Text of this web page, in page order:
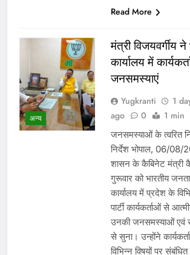
Read More
अन्य
मंत्री विजयवर्गीय
कार्यालय में
जनसमस्याएं
Yugkranti
1
ago
0 1 min
जनसमस्याओं के त्वरित
निर्देश भोपाल, 06/
शासन के कैबिनेट मंत्री
गुरूवार को भारतीय जनता
कार्यालय में प्रदेश के
पार्टी कार्यकर्ताओं से
उनकी जनसमस्याओं एवं
से सुना। उन्होंने
विभिन्न विषयों पर